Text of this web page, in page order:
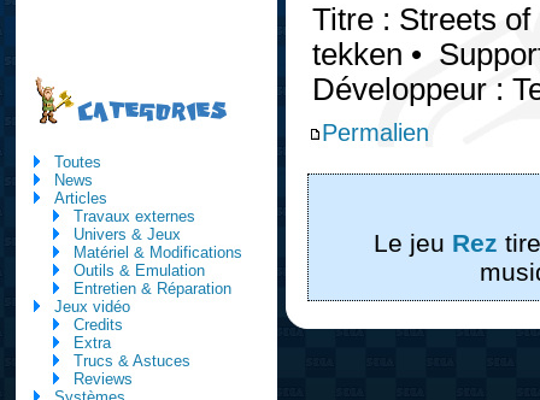
Titre : Streets
tekken •
Développeur :
Permalien
Le jeu Rez
CATEGORIES
Toutes
News
Articles
Travaux externes
Univers & Jeux
Matériel & Modifications
Outils & Emulation
Entretien & Réparation
Jeux vidéo
Credits
Extra
Trucs & Astuces
Reviews